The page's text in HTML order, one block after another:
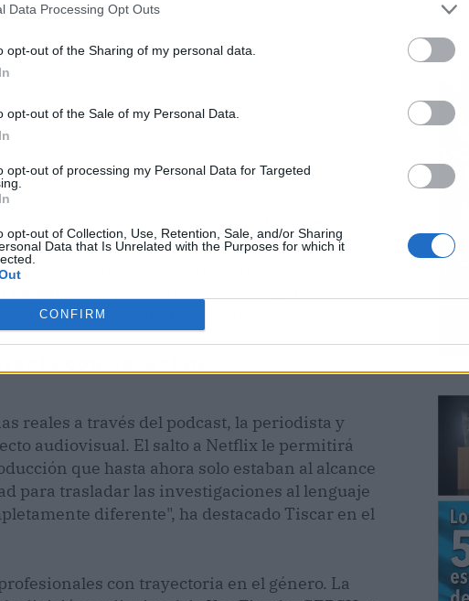
Data Processing Opt Outs
opt-out of the Sharing of my personal data.
opt-out of the Sale of my Personal Data.
opt-out of processing my Personal Data for Targeted
opt-out of Collection, Use, Retention, Sale, and/or Sharing
Data that Is Unrelated with the Purposes for which it
CONFIRM
del true crime: la producción querrá
a cómo pudo suceder. Para ello, examinará
y los contextos que rodearon cada suceso.
agresores
sin levantar sospechas.
con vocación
reales a través del podcast, la periodista y
audiovisual. El salto a Netflix le permitirá
que hasta ahora solo estaban al alcance
para trasladar las investigaciones al lenguaje
diferente", ha destacado Tiscar en el
con trayectoria en el género. La